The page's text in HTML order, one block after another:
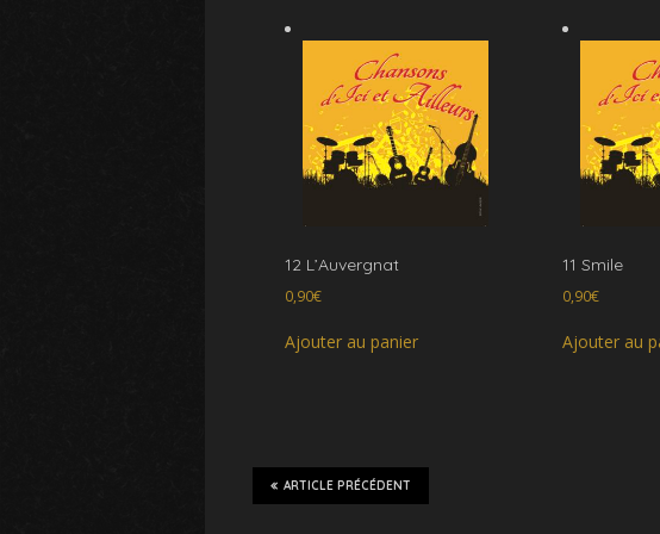
12 L’Auvergnat
0,90€
Ajouter au panier
11 Smile
0,90€
Ajouter au
ARTICLE PRÉCÉDENT